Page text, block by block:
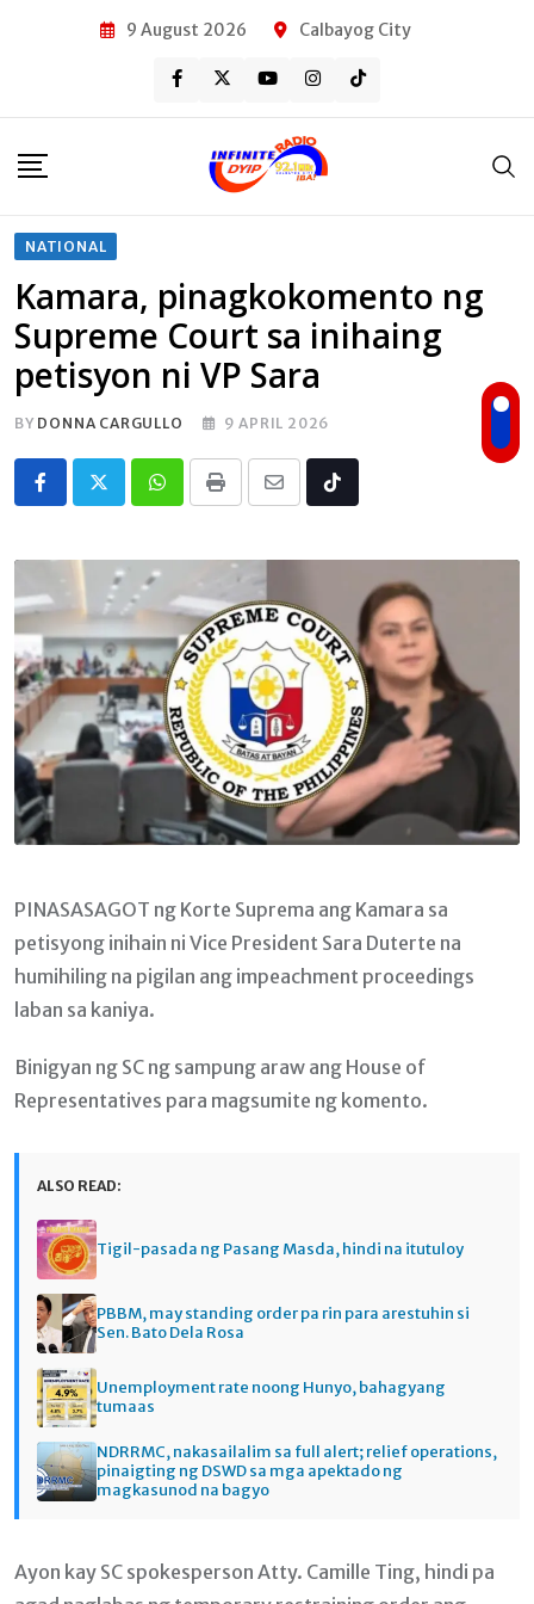
9 August 2026 Calbayog City
NATIONAL
Kamara, pinagkokomento ng
Supreme Court sa inihaing
petisyon ni VP Sara
BY DONNA CARGULLO 9 APRIL 2026
Whatsapp
Print
Share
Email
Tiktok
PINASASAGOT ng Korte Suprema ang Kamara sa
petisyong inihain ni Vice President Sara Duterte na
humihiling na pigilan ang impeachment proceedings
laban sa kaniya.
Binigyan ng SC ng sampung araw ang House of
Representatives para magsumite ng komento.
ALSO READ:
Tigil-pasada ng Pasang Masda, hindi na itutuloy
PBBM, may standing order pa rin para arestuhin si
Sen. Bato Dela Rosa
Unemployment rate noong Hunyo, bahagyang
tumaas
NDRRMC, nakasailalim sa full alert; relief operations,
pinaigting ng DSWD sa mga apektado ng
magkasunod na bagyo
Ayon kay SC spokesperson Atty. Camille Ting, hindi pa